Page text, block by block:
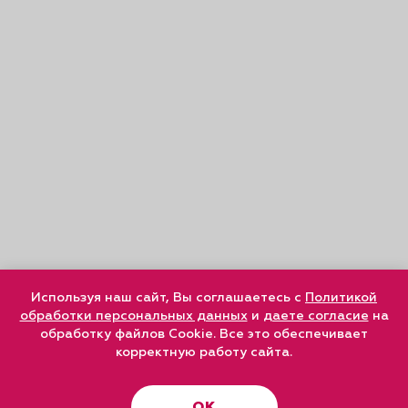
Используя наш сайт, Вы соглашаетесь с Политикой
обработки персональных данныхи даете согласие на
обработку файлов Cookie. Все это обеспечивает
корректную работу сайта.